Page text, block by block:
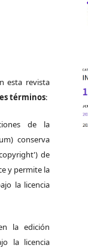
esta revista
términos:
de la
conserva
de
y permite la
la licencia
la edición
la licencia